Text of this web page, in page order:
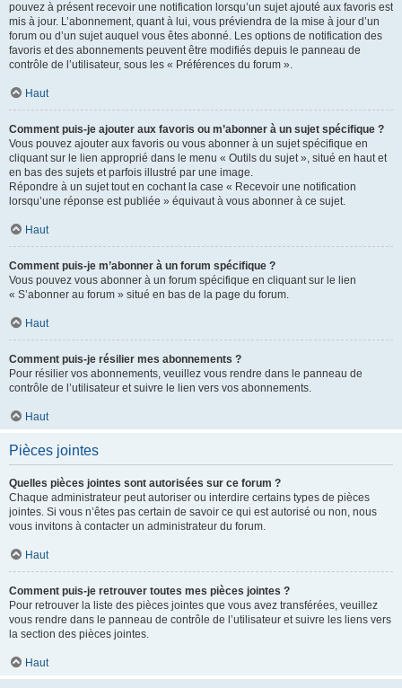
pouvez à présent recevoir une notification lorsqu’un sujet ajouté aux favoris est
mis à jour. L’abonnement, quant à lui, vous préviendra de la mise à jour d’un
forum ou d’un sujet auquel vous êtes abonné. Les options de notification des
favoris et des abonnements peuvent être modifiés depuis le panneau de
contrôle de l’utilisateur, sous les « Préférences du forum ».
Haut
Comment puis-je ajouter aux favoris ou m’abonner à un sujet spécifique ?
Vous pouvez ajouter aux favoris ou vous abonner à un sujet spécifique en
cliquant sur le lien approprié dans le menu « Outils du sujet », situé en haut et
en bas des sujets et parfois illustré par une image.
Répondre à un sujet tout en cochant la case « Recevoir une notification
lorsqu’une réponse est publiée » équivaut à vous abonner à ce sujet.
Haut
Comment puis-je m’abonner à un forum spécifique ?
Vous pouvez vous abonner à un forum spécifique en cliquant sur le lien
« S’abonner au forum » situé en bas de la page du forum.
Haut
Comment puis-je résilier mes abonnements ?
Pour résilier vos abonnements, veuillez vous rendre dans le panneau de
contrôle de l’utilisateur et suivre le lien vers vos abonnements.
Haut
Pièces jointes
Quelles pièces jointes sont autorisées sur ce forum ?
Chaque administrateur peut autoriser ou interdire certains types de pièces
jointes. Si vous n’êtes pas certain de savoir ce qui est autorisé ou non, nous
vous invitons à contacter un administrateur du forum.
Haut
Comment puis-je retrouver toutes mes pièces jointes ?
Pour retrouver la liste des pièces jointes que vous avez transférées, veuillez
vous rendre dans le panneau de contrôle de l’utilisateur et suivre les liens vers
la section des pièces jointes.
Haut